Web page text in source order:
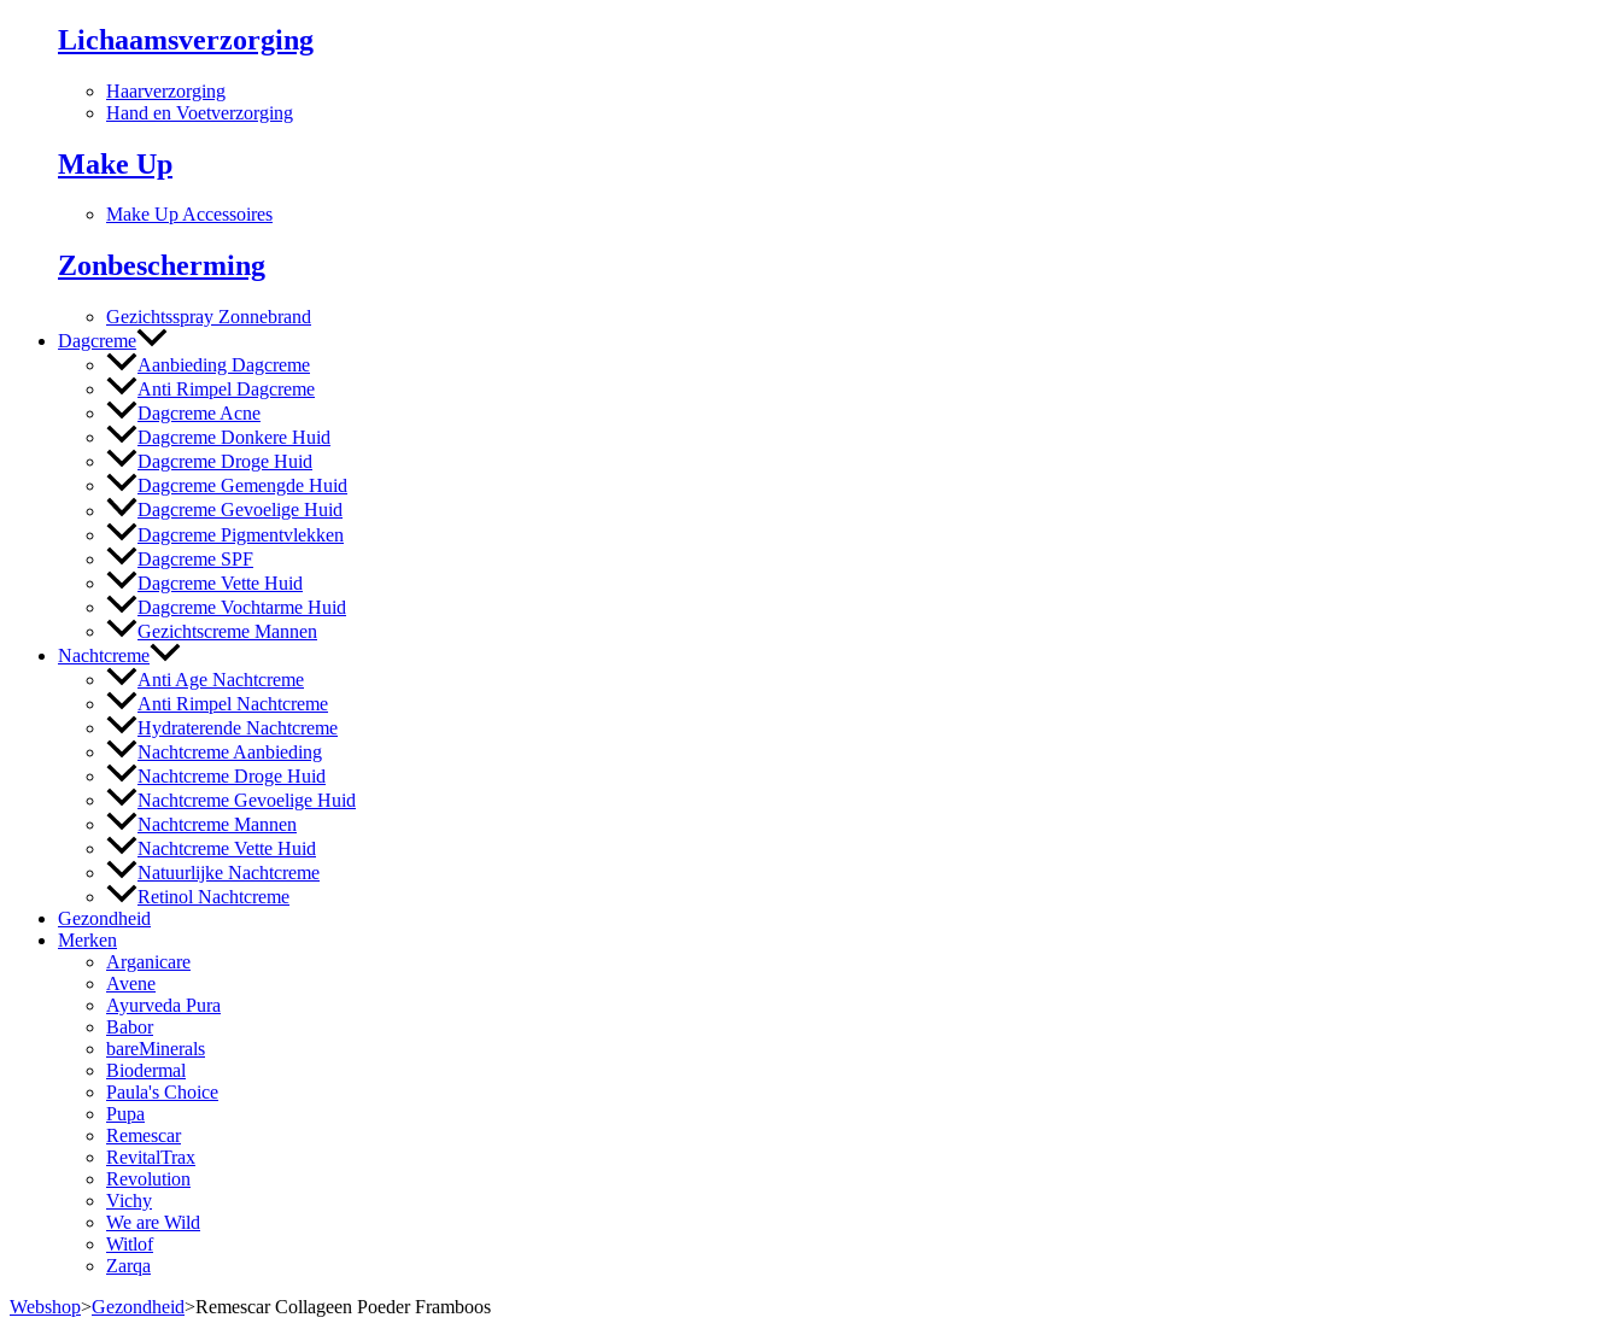
Lichaamsverzorging
Haarverzorging
Hand en Voetverzorging
Make Up
Make Up Accessoires
Zonbescherming
Gezichtsspray Zonnebrand
Dagcreme
Aanbieding Dagcreme
Anti Rimpel Dagcreme
Dagcreme Acne
Dagcreme Donkere Huid
Dagcreme Droge Huid
Dagcreme Gemengde Huid
Dagcreme Gevoelige Huid
Dagcreme Pigmentvlekken
Dagcreme SPF
Dagcreme Vette Huid
Dagcreme Vochtarme Huid
Gezichtscreme Mannen
Nachtcreme
Anti Age Nachtcreme
Anti Rimpel Nachtcreme
Hydraterende Nachtcreme
Nachtcreme Aanbieding
Nachtcreme Droge Huid
Nachtcreme Gevoelige Huid
Nachtcreme Mannen
Nachtcreme Vette Huid
Natuurlijke Nachtcreme
Retinol Nachtcreme
Gezondheid
Merken
Arganicare
Avene
Ayurveda Pura
Babor
bareMinerals
Biodermal
Paula's Choice
Pupa
Remescar
RevitalTrax
Revolution
Vichy
We are Wild
Witlof
Zarqa
Webshop>Gezondheid>Remescar Collageen Poeder Framboos